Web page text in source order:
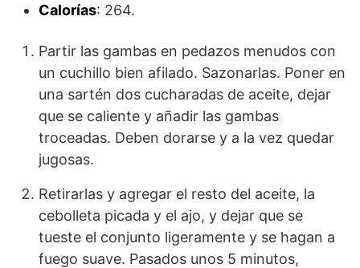
Calorías: 264.
Partir las gambas en pedazos menudos con
un cuchillo bien afilado. Sazonarlas. Poner en
una sartén dos cucharadas de aceite, dejar
que se caliente y añadir las gambas
troceadas. Deben dorarse y a la vez quedar
jugosas.
Retirarlas y agregar el resto del aceite, la
cebolleta picada y el ajo, y dejar que se
tueste el conjunto ligeramente y se hagan a
fuego suave. Pasados unos 5 minutos,